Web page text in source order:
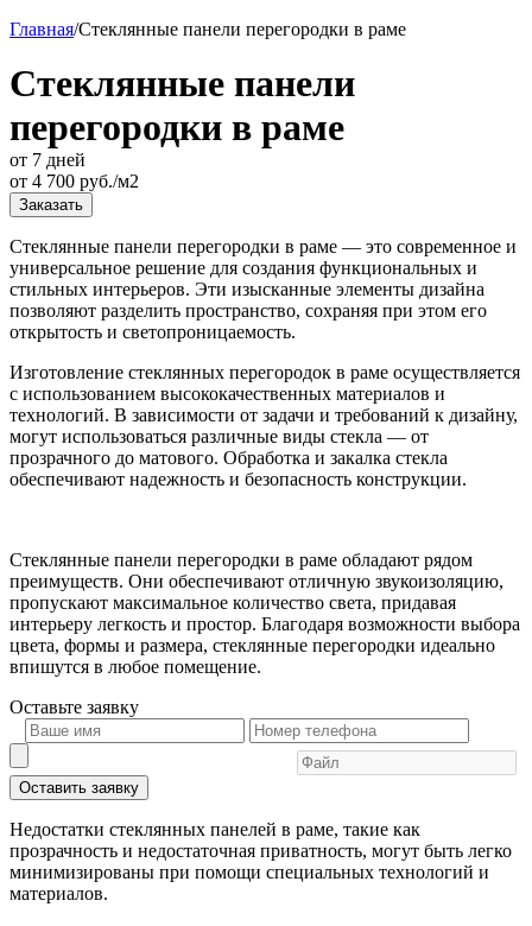
Главная/Стеклянные панели перегородки в раме
Стеклянные панели
перегородки в раме
от 7 дней
от 4 700 руб./м2
Заказать
Стеклянные панели перегородки в раме — это современное и
универсальное решение для создания функциональных и
стильных интерьеров. Эти изысканные элементы дизайна
позволяют разделить пространство, сохраняя при этом его
открытость и светопроницаемость.
Изготовление стеклянных перегородок в раме осуществляется
с использованием высококачественных материалов и
технологий. В зависимости от задачи и требований к дизайну,
могут использоваться различные виды стекла — от
прозрачного до матового. Обработка и закалка стекла
обеспечивают надежность и безопасность конструкции.
Стеклянные панели перегородки в раме обладают рядом
преимуществ. Они обеспечивают отличную звукоизоляцию,
пропускают максимальное количество света, придавая
интерьеру легкость и простор. Благодаря возможности выбора
цвета, формы и размера, стеклянные перегородки идеально
впишутся в любое помещение.
Оставьте заявку
Оставить заявку
Недостатки стеклянных панелей в раме, такие как
прозрачность и недостаточная приватность, могут быть легко
минимизированы при помощи специальных технологий и
материалов.